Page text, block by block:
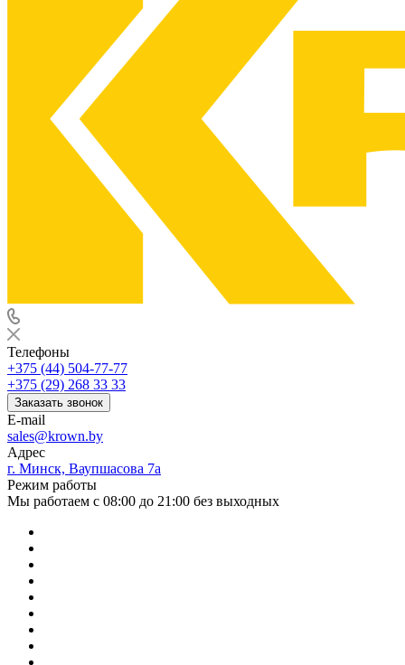
Телефоны
+375 (44) 504-77-77
+375 (29) 268 33 33
Заказать звонок
E-mail
sales@krown.by
Адрес
г. Минск, Ваупшасова 7а
Режим работы
Мы работаем с 08:00 до 21:00 без выходных